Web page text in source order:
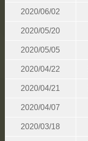
2020/06/02
2020/05/20
2020/05/05
2020/04/22
2020/04/21
2020/04/07
2020/03/18